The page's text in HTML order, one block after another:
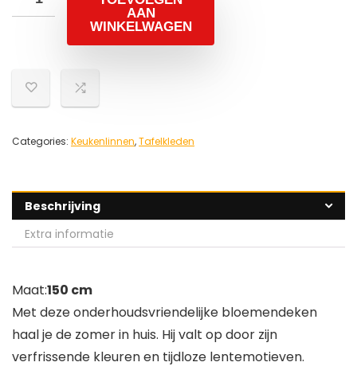
AAN
WINKELWAGEN
Categories: Keukenlinnen,Tafelkleden
Beschrijving
Extra informatie
Maat:150 cm
Met deze onderhoudsvriendelijke bloemendeken
haal je de zomer in huis. Hij valt op door zijn
verfrissende kleuren en tijdloze lentemotieven.